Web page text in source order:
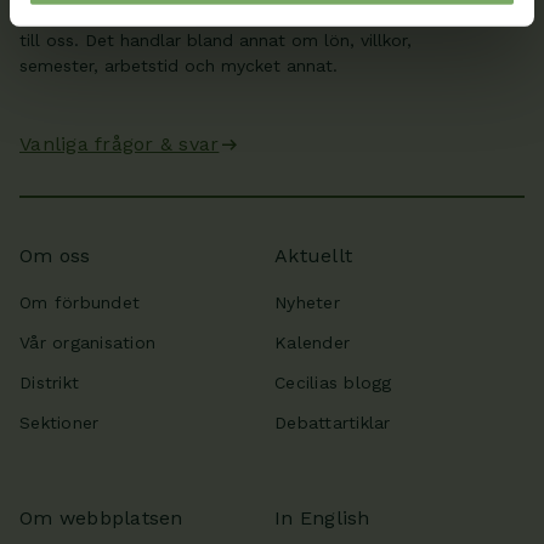
till oss. Det handlar bland annat om lön, villkor,
semester, arbetstid och mycket annat.
Vanliga frågor & svar
Om oss
Om förbundet
Vår organisation
Distrikt
Sektioner
Aktuellt
Nyheter
Kalender
Cecilias blogg
Debattartiklar
Om webbplatsen In English